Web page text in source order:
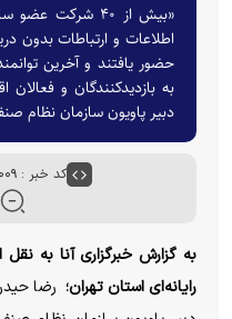
«بیش از ۴۰
اطلاعات و ارتباطات بدون
حضور یافتند و آخرین
به بازدیدکنندگان و
دبیر پاویون سازمان نظام
کد خبر : ۱۰۶۰۰۰۹
به گزارش خبرگزاری آنا به
رایانه‌ای استان تهران؛ رضا